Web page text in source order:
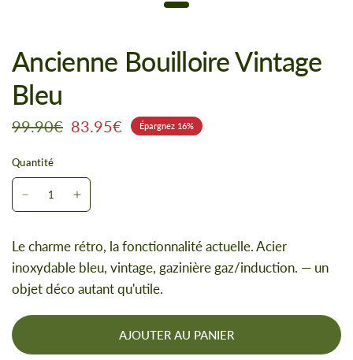
Ancienne Bouilloire Vintage
Bleu
99.90€ 83.95€ Épargnez 16%
Quantité
Le charme rétro, la fonctionnalité actuelle. Acier
inoxydable bleu, vintage, gazinière gaz/induction. — un
objet déco autant qu'utile.
AJOUTER AU PANIER